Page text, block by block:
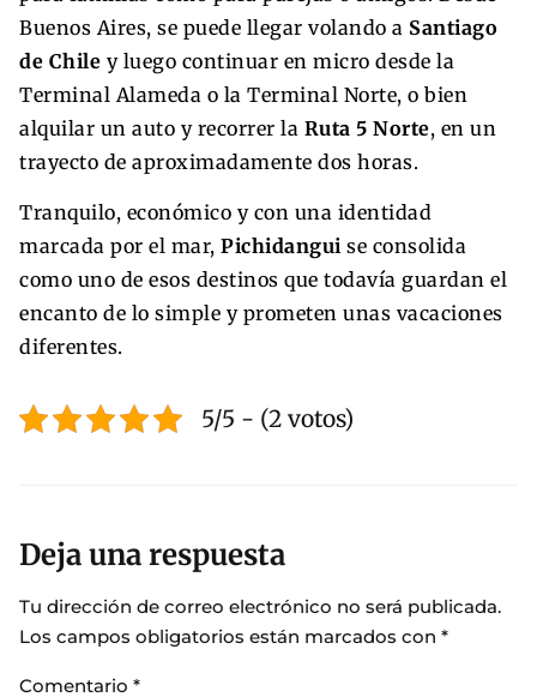
Buenos Aires, se puede llegar volando a Santiago
de Chile y luego continuar en micro desde la
Terminal Alameda o la Terminal Norte, o bien
alquilar un auto y recorrer la Ruta 5 Norte, en un
trayecto de aproximadamente dos horas.
Tranquilo, económico y con una identidad
marcada por el mar, Pichidangui se consolida
como uno de esos destinos que todavía guardan el
encanto de lo simple y prometen unas vacaciones
diferentes.
5/5 - (2 votos)
Deja una respuesta
Tu dirección de correo electrónico no será publicada.
Los campos obligatorios están marcados con *
Comentario *